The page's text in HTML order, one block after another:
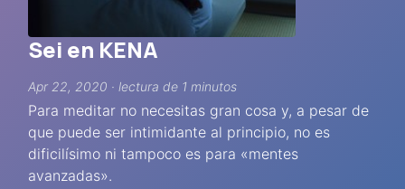
Sei en KENA
Apr 22, 2020 · lectura de 1 minutos
Para meditar no necesitas gran cosa y, a pesar de
que puede ser intimidante al principio, no es
dificilísimo ni tampoco es para «mentes
avanzadas».